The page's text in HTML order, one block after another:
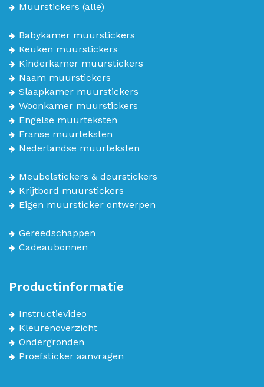
Muurstickers (alle)
Babykamer muurstickers
Keuken muurstickers
Kinderkamer muurstickers
Naam muurstickers
Slaapkamer muurstickers
Woonkamer muurstickers
Engelse muurteksten
Franse muurteksten
Nederlandse muurteksten
Meubelstickers & deurstickers
Krijtbord muurstickers
Eigen muursticker ontwerpen
Gereedschappen
Cadeaubonnen
Productinformatie
Instructievideo
Kleurenoverzicht
Ondergronden
Proefsticker aanvragen